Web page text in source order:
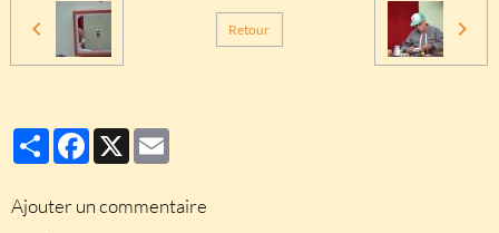
Retour
PartagerFacebook
X
Ajouter un commentaire